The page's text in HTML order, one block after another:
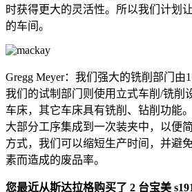
时获得更大的灵活性。所以我们计划
的车间。
Gregg Meyer：我们强大的铣削部门由
我们的试制部门则使用立式车削/铣削
车床，其它车床具有铣削、钻削功能
大部分工序集成到一次装夹中，以便
方式，我们可以缩短生产时间，并避
素而造成的废品率。
您最近从斯达拉格购买了 2 台宝美